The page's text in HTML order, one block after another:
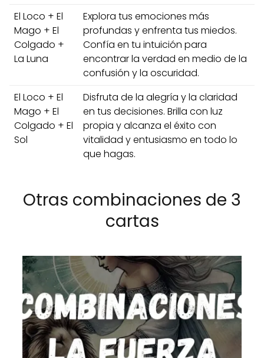
El Loco + El
Mago + El
Colgado +
La Luna
Explora tus emociones más
profundas y enfrenta tus miedos.
Confía en tu intuición para
encontrar la verdad en medio de la
confusión y la oscuridad.
El Loco + El
Mago + El
Colgado + El
Sol
Disfruta de la alegría y la claridad
en tus decisiones. Brilla con luz
propia y alcanza el éxito con
vitalidad y entusiasmo en todo lo
que hagas.
Otras combinaciones de 3
cartas